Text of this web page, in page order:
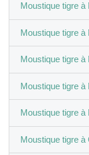
Moustique tigre à
Moustique tigre à
Moustique tigre
Moustique tigre à
Moustique tigre à
Moustique tigre à